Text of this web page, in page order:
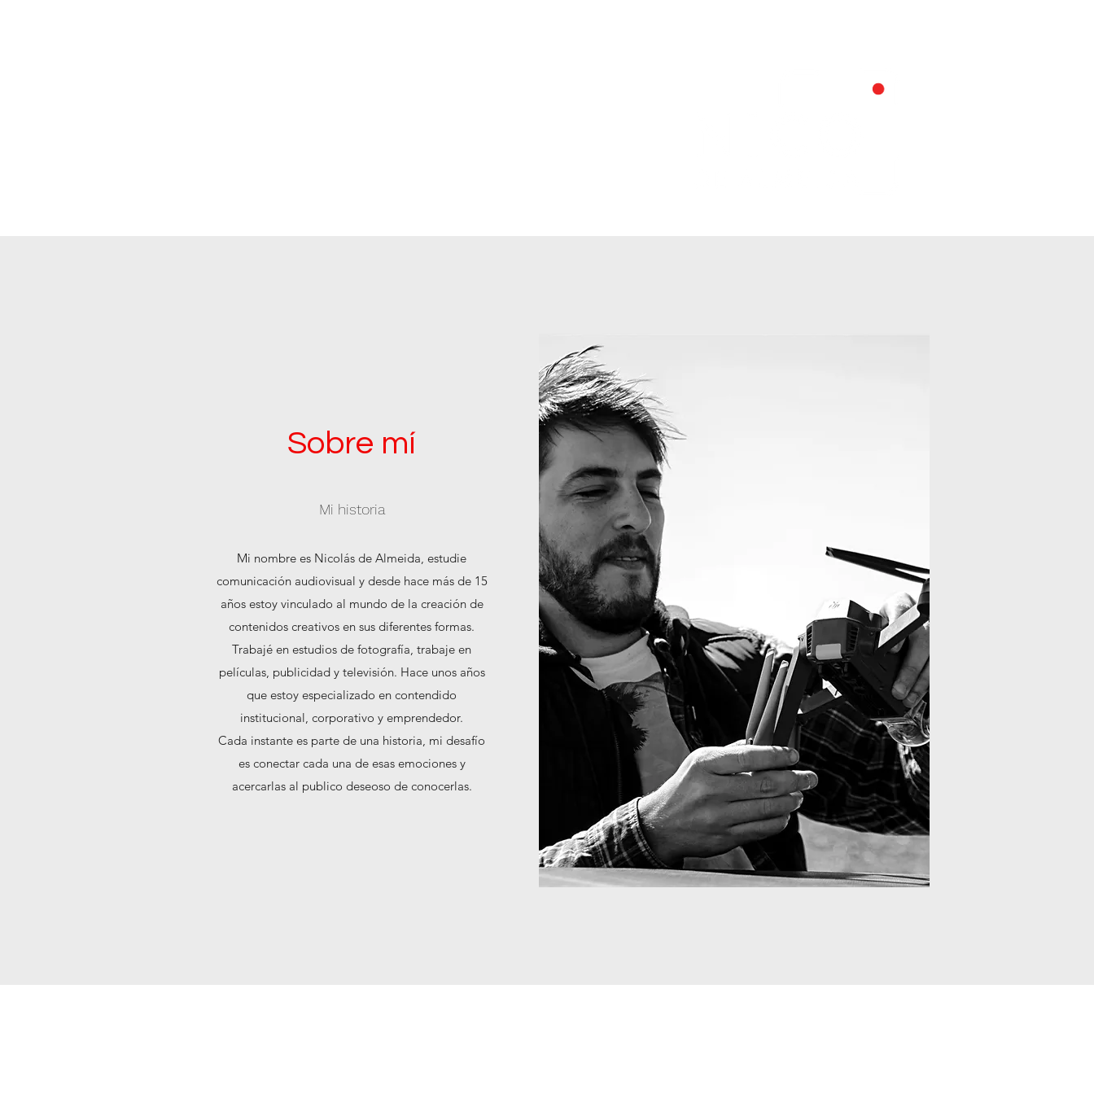
Sobre mí
Mi historia
Mi nombre es Nicolás de Almeida, estudie
comunicación audiovisual y desde hace más de 15
años estoy vinculado al mundo de la creación de
contenidos creativos en sus diferentes formas.
Trabajé en estudios de fotografía, trabaje en
películas, publicidad y televisión. Hace unos años
que estoy especializado en contendido
institucional, corporativo y emprendedor.
Cada instante es parte de una historia, mi desafío
es conectar cada una de esas emociones y
acercarlas al publico deseoso de conocerlas.